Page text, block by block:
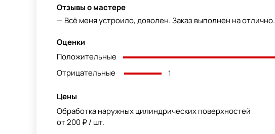
Отзывы о мастере
— Всё меня устроило, доволен. Заказ выполнен на отлично.
Оценки
Положительные
Отрицательные
1
Цены
Обработка наружных цилиндрических поверхностей
от 200 ₽ / шт.